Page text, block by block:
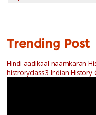
Trending Post
Hindi aadikaal naamkaran
histroryclass3 Indian History